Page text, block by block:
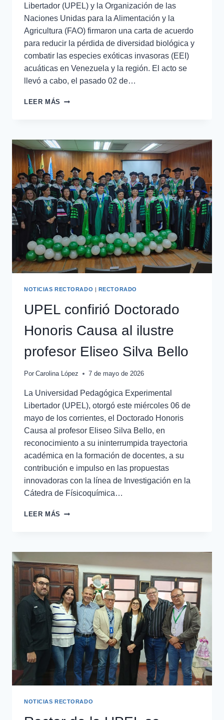
Libertador (UPEL) y la Organización de las
Naciones Unidas para la Alimentación y la
Agricultura (FAO) firmaron una carta de acuerdo
para reducir la pérdida de diversidad biológica y
combatir las especies exóticas invasoras (EEI)
acuáticas en Venezuela y la región. El acto se
llevó a cabo, el pasado 02 de…
LEER MÁS
NOTICIAS RECTORADO | RECTORADO
UPEL confirió Doctorado
Honoris Causa al ilustre
profesor Eliseo Silva Bello
Por Carolina López 7 de mayo de 2026
La Universidad Pedagógica Experimental
Libertador (UPEL), otorgó este miércoles 06 de
mayo de los corrientes, el Doctorado Honoris
Causa al profesor Eliseo Silva Bello, en
reconocimiento a su ininterrumpida trayectoria
académica en la formación de docentes, a su
contribución e impulso en las propuestas
innovadoras con la línea de Investigación en la
Cátedra de Físicoquímica…
LEER MÁS
NOTICIAS RECTORADO